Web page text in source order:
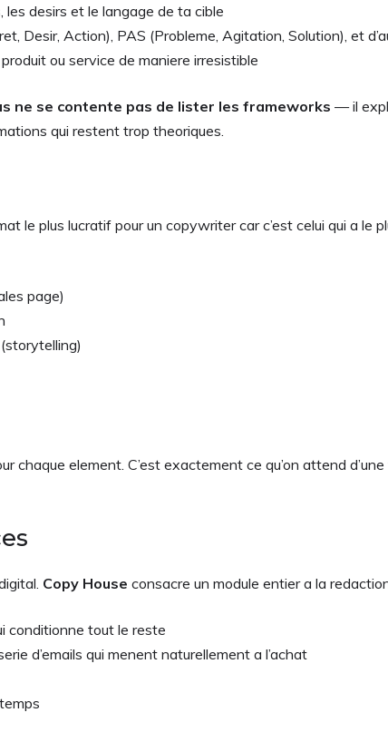
les desirs et le langage de ta cible
Desir, Action), PAS (Probleme, Agitation, Solution), et
ou service de maniere irresistible
ne se contente pas de lister les frameworks — il
qui restent trop theoriques.
le plus lucratif pour un copywriter car c’est celui qui a le
page)
chaque element. C’est exactement ce qu’on attend
Copy House consacre un module entier a la
conditionne tout le reste
d’emails qui menent naturellement a l’achat